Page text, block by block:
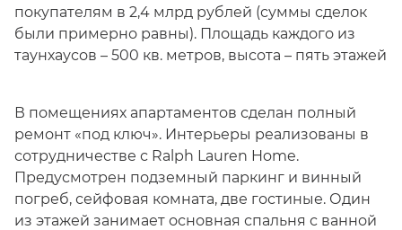
покупателям в 2,4 млрд рублей (суммы сделок
были примерно равны). Площадь каждого из
таунхаусов – 500 кв. метров, высота – пять этажей
В помещениях апартаментов сделан полный
ремонт «под ключ». Интерьеры реализованы в
сотрудничестве с Ralph Lauren Home.
Предусмотрен подземный паркинг и винный
погреб, сейфовая комната, две гостиные. Один
из этажей занимает основная спальня с ванной